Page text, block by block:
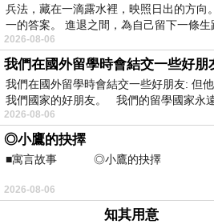
兵法，藏在一滴露水裡，映照日出的方向
一的答案。 進退之間，為自己留下一條
2026-08-06
我們在國外留學時會結交一些好朋友: 但
我們國家的好朋友。 我們的留學國家永
2026-08-06
◎小鷹的抉擇
■寓言故事 ◎小鷹的抉擇
⊕潘文良
仞的懸崖上，有一座遮天蔽
2026-08-06
知其用意